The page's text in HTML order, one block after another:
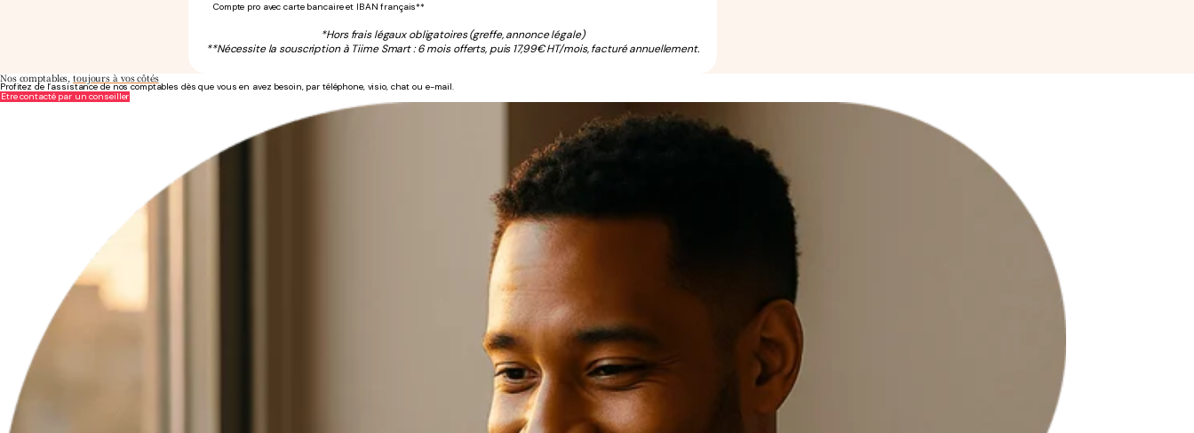
Compte pro avec carte bancaire et IBAN français**
*Hors frais légaux obligatoires (greffe, annonce légale)
**Nécessite la souscription à Tiime Smart : 6 mois offerts, puis 17,99€ HT/mois, facturé annuellement.
Nos comptables,toujours à vos côtés
Profitez de l’assistance de nos comptables dès que vous en avez besoin, par téléphone, visio, chat ou e-mail.
Être contacté par un conseiller